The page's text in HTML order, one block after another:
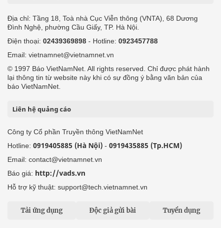
Địa chỉ: Tầng 18, Toà nhà Cục Viễn thông (VNTA), 68 Dương
Đình Nghệ, phường Cầu Giấy, TP. Hà Nội.
Điện thoại: 02439369898 - Hotline: 0923457788
Email: vietnamnet@vietnamnet.vn
© 1997 Báo VietNamNet. All rights reserved. Chỉ được phát hành
lại thông tin từ website này khi có sự đồng ý bằng văn bản của
báo VietNamNet.
Liên hệ quảng cáo
Công ty Cổ phần Truyền thông VietNamNet
Hotline: 0919405885 (Hà Nội) - 0919435885 (Tp.HCM)
Email: contact@vietnamnet.vn
Báo giá: http://vads.vn
Hỗ trợ kỹ thuật: support@tech.vietnamnet.vn
Tải ứng dụng Độc giả gửi bài Tuyển dụng